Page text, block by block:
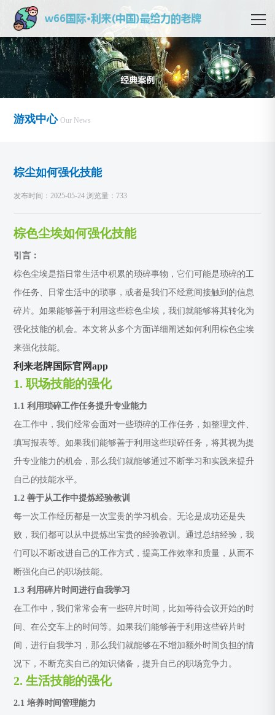
游戏中心 Our News
棕尘如何强化技能
发布时间：2025-05-24 浏览量：733
棕色尘埃如何强化技能
引言：
棕色尘埃是指日常生活中积累的琐碎事物，它们可能是琐碎的工
作任务、日常生活中的琐事，或者是我们不经意间接触到的信息
碎片。如果能够善于利用这些棕色尘埃，我们就能够将其转化为
强化技能的机会。本文将从多个方面详细阐述如何利用棕色尘埃
来强化技能。
利来老牌国际官网app
1. 职场技能的强化
1.1 利用琐碎工作任务提升专业能力
在工作中，我们经常会面对一些琐碎的工作任务，如整理文件、
填写报表等。如果我们能够善于利用这些琐碎任务，将其视为提
升专业能力的机会，那么我们就能够通过不断学习和实践来提升
自己的技能水平。
1.2 善于从工作中提炼经验教训
每一次工作经历都是一次宝贵的学习机会。无论是成功还是失
败，我们都可以从中提炼出宝贵的经验教训。通过总结经验，我
们可以不断改进自己的工作方式，提高工作效率和质量，从而不
断强化自己的职场技能。
1.3 利用碎片时间进行自我学习
在工作中，我们常常会有一些碎片时间，比如等待会议开始的时
间、在公交车上的时间等。如果我们能够善于利用这些碎片时
间，进行自我学习，那么我们就能够在不增加额外时间负担的情
况下，不断充实自己的知识储备，提升自己的职场竞争力。
2. 生活技能的强化
2.1 培养时间管理能力